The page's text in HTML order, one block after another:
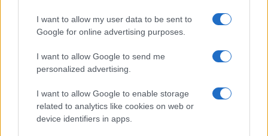
I want to allow my user data to be sent to
Google for online advertising purposes.
I want to allow Google to send me
personalized advertising.
I want to allow Google to enable storage
related to analytics like cookies on web or
device identifiers in apps.
Cadena perpetua para ex oficial de LAPD por robo cripto a
adolescente
Diego Martín · 6 Ago 2026